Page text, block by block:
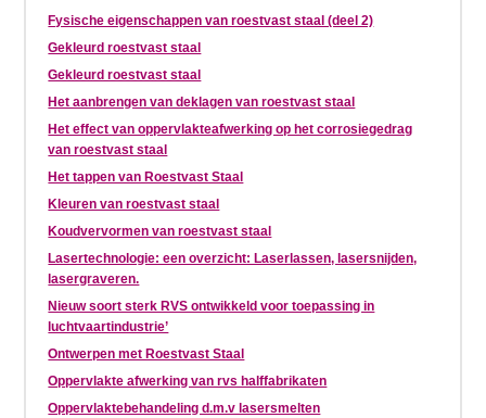
Fysische eigenschappen van roestvast staal (deel 2)
Gekleurd roestvast staal
Gekleurd roestvast staal
Het aanbrengen van deklagen van roestvast staal
Het effect van oppervlakteafwerking op het corrosiegedrag
van roestvast staal
Het tappen van Roestvast Staal
Kleuren van roestvast staal
Koudvervormen van roestvast staal
Lasertechnologie: een overzicht: Laserlassen, lasersnijden,
lasergraveren.
Nieuw soort sterk RVS ontwikkeld voor toepassing in
luchtvaartindustrie’
Ontwerpen met Roestvast Staal
Oppervlakte afwerking van rvs halffabrikaten
Oppervlaktebehandeling d.m.v lasersmelten